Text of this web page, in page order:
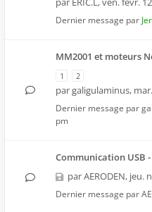
Dernier message par
MM2001 et moteurs
1 2
pargaligulaminus,
Dernier message par
pm
Communication USB -
parAERODEN, jeu.
Dernier message par